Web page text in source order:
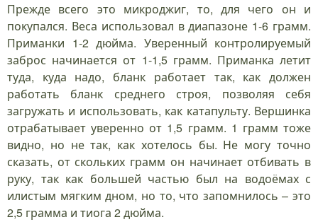
Прежде всего это микроджиг, то, для чего он и
покупался. Веса использовал в диапазоне 1-6 грамм.
Приманки 1-2 дюйма. Уверенный контролируемый
заброс начинается от 1-1,5 грамм. Приманка летит
туда, куда надо, бланк работает так, как должен
работать бланк среднего строя, позволяя себя
загружать и использовать, как катапульту. Вершинка
отрабатывает уверенно от 1,5 грамм. 1 грамм тоже
видно, но не так, как хотелось бы. Не могу точно
сказать, от скольких грамм он начинает отбивать в
руку, так как большей частью был на водоёмах с
илистым мягким дном, но то, что запомнилось – это
2,5 грамма и тиога 2 дюйма.